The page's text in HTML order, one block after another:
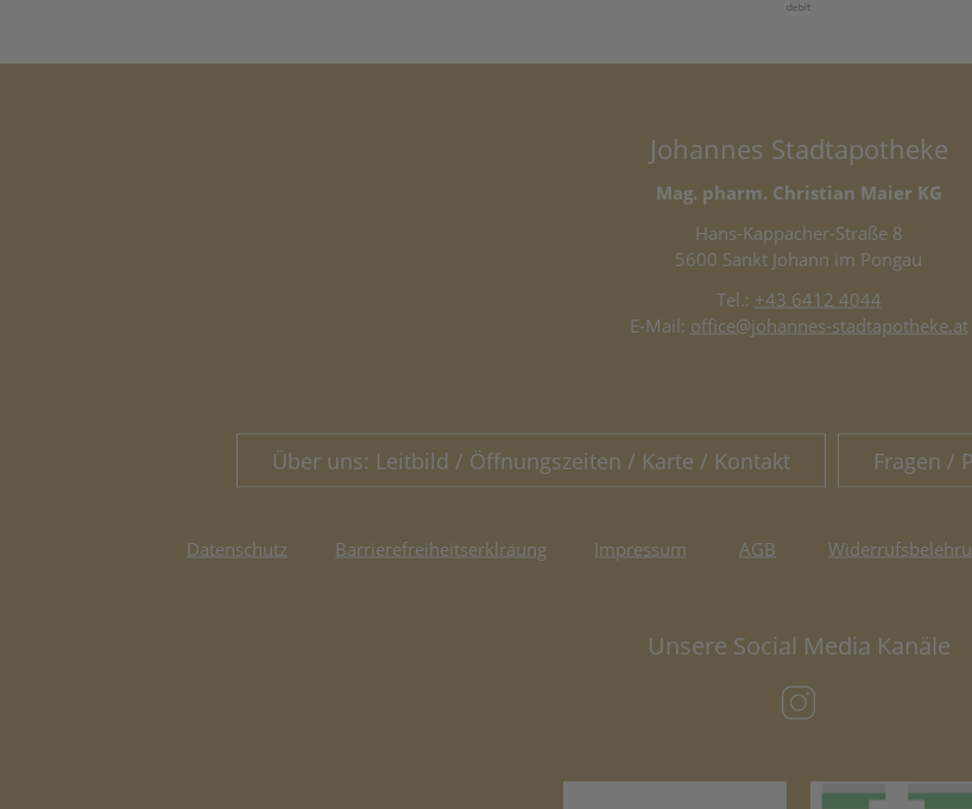
Johannes Stadtapotheke
Mag. pharm. Christian Maier KG
Hans-Kappacher-Straße 8
5600 Sankt Johann im Pongau
Tel.: +43 6412 4044
E-Mail: office@johannes-stadtapotheke.at
Über uns: Leitbild / Öffnungszeiten / Karte / Kontakt Fragen /
Datenschutz Barrierefreiheitserklräung Impressum AGB
Unsere Social Media Kanäle
(öffnet in neuem Tab)